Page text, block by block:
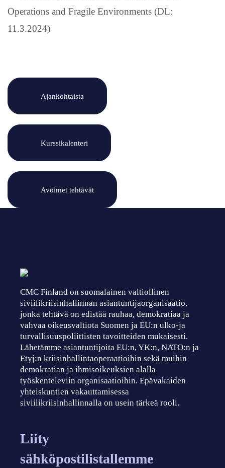
Operations and Fragile Environments (DL:
11.3.2024)
Ajankohtaista
Kurssikalenteri
Avoimet tehtävät
CMC Finland on suomalainen valtiollinen
siviilikriisinhallinnan asiantuntijaorganisaatio,
jonka tehtävä on edistää rauhaa, demokratiaa ja
vahvaa oikeusvaltiota Suomen ja EU:n ulko-ja
turvallisuuspoliittisten tavoitteiden mukaisesti.
Lähetämme asiantuntijoita EU:n, YK:n, NATO:n ja
Etyj:n kriisinhallintaoperaatioihin sekä muihin
demokratian ja ihmisoikeuksien alalla
työskenteleviin organisaatioihin. Epävakaiden
yhteiskuntien vakauttamisessa
siviilikriisinhallinnalla on usein tärkeä rooli.
Liity
sähköpostilistallemme